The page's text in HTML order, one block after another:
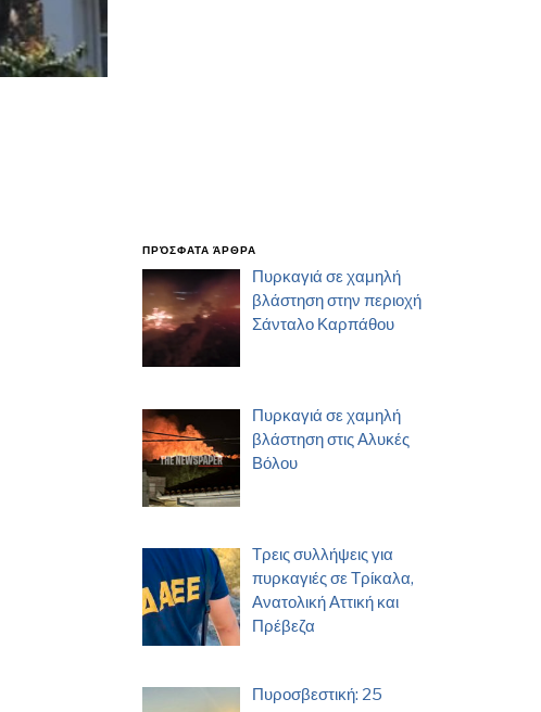
ΠΡΌΣΦΑΤΑ ΆΡΘΡΑ
Πυρκαγιά σε χαμηλή
βλάστηση στην περιοχή
Σάνταλο Καρπάθου
Πυρκαγιά σε χαμηλή
βλάστηση στις Αλυκές
Βόλου
Τρεις συλλήψεις για
πυρκαγιές σε Τρίκαλα,
Ανατολική Αττική και
Πρέβεζα
Πυροσβεστική: 25